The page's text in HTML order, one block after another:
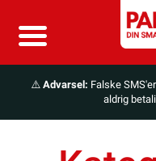
⚠️ Advarsel: Falske
aldrig